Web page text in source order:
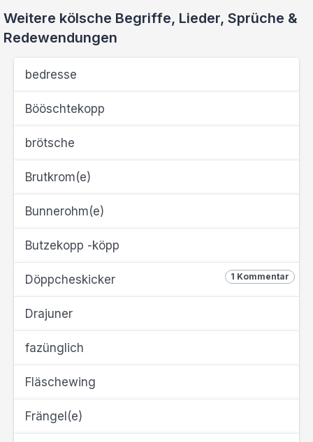
Weitere kölsche Begriffe, Lieder, Sprüche &
Redewendungen
bedresse
Bööschtekopp
brötsche
Brutkrom(e)
Bunnerohm(e)
Butzekopp -köpp
1 Kommentar
Döppcheskicker
Drajuner
fazünglich
Fläschewing
Frängel(e)